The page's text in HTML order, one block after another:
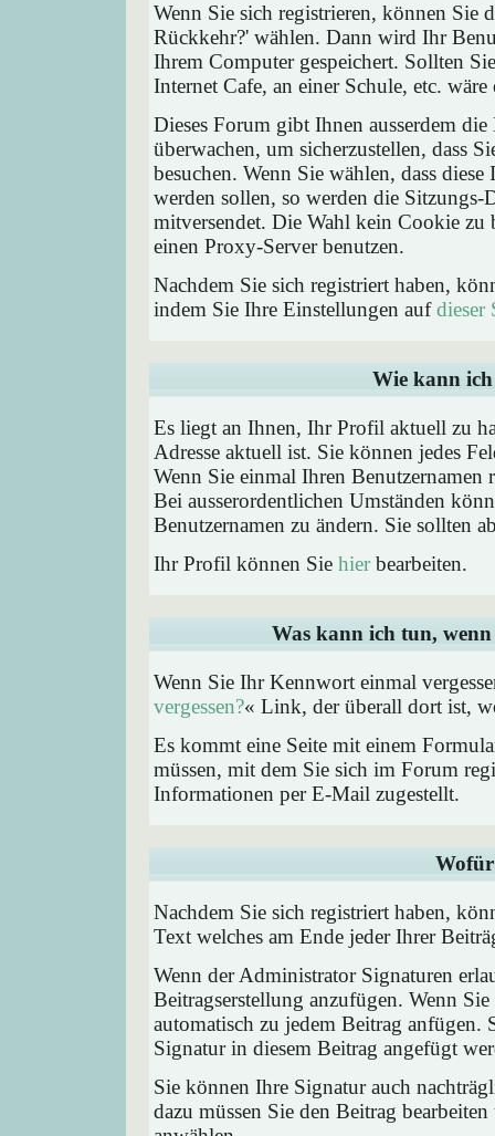
Wenn Sie sich registrieren, können Sie
Rückkehr?' wählen. Dann wird Ihr
Ihrem Computer gespeichert. Sollten
Internet Cafe, an einer Schule, etc.
Dieses Forum gibt Ihnen ausserdem
überwachen, um sicherzustellen, dass
besuchen. Wenn Sie wählen, dass
werden sollen, so werden die
mitversendet. Die Wahl kein Cookie zu
einen Proxy-Server benutzen.
Nachdem Sie sich registriert haben,
indem Sie Ihre Einstellungen aufdieser
Wie kann
Es liegt an Ihnen, Ihr Profil aktuell zu
Adresse aktuell ist. Sie können jedes
Wenn Sie einmal Ihren
Bei ausserordentlichen Umständen
Benutzernamen zu ändern. Sie sollten
Ihr Profil können Sie hierbearbeiten.
Was kann ich tun, wenn
Wenn Sie Ihr Kennwort einmal
vergessen?« Link, der überall dort ist,
Es kommt eine Seite mit einem
müssen, mit dem Sie sich im Forum
Informationen per E-Mail zugestellt.
Nachdem Sie sich registriert haben,
Text welches am Ende jeder Ihrer
Wenn der Administrator Signaturen
Beitragserstellung anzufügen. Wenn
automatisch zu jedem Beitrag
Signatur in diesem Beitrag angefügt
Sie können Ihre Signatur auch
dazu müssen Sie den Beitrag